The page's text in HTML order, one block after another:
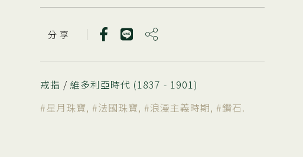
分 享
戒指 / 維多利亞時代 (1837 - 1901)
#星月珠寶, #法國珠寶, #浪漫主義時期, #鑽石.